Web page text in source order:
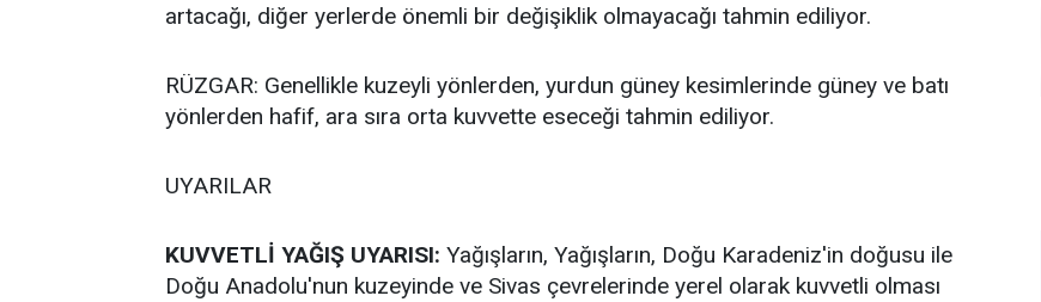
artacağı, diğer yerlerde önemli bir değişiklik olmayacağı tahmin ediliyor.
RÜZGAR: Genellikle kuzeyli yönlerden, yurdun güney kesimlerinde güney ve batı
yönlerden hafif, ara sıra orta kuvvette eseceği tahmin ediliyor.
UYARILAR
KUVVETLİ YAĞIŞ UYARISI: Yağışların, Yağışların, Doğu Karadeniz'in doğusu ile
Doğu Anadolu'nun kuzeyinde ve Sivas çevrelerinde yerel olarak kuvvetli olması